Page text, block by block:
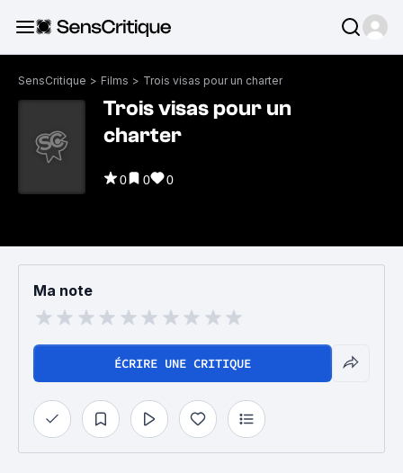
SensCritique > Films > Trois visas pour un charter
Trois visas pour un
charter
0 0 0
Ma note
ÉCRIRE UNE CRITIQUE